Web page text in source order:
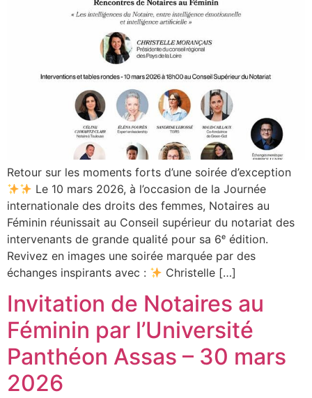
Retour sur les moments forts d’une soirée d’exception
Le 10 mars 2026, à l’occasion de la Journée
internationale des droits des femmes, Notaires au
Féminin réunissait au Conseil supérieur du notariat des
intervenants de grande qualité pour sa 6ᵉ édition.
Revivez en images une soirée marquée par des
échanges inspirants avec :
Christelle […]
Invitation de Notaires au
Féminin par l’Université
Panthéon Assas – 30 mars
2026